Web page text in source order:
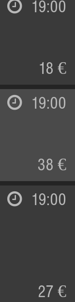
19:00
18 €
19:00
38 €
19:00
27 €